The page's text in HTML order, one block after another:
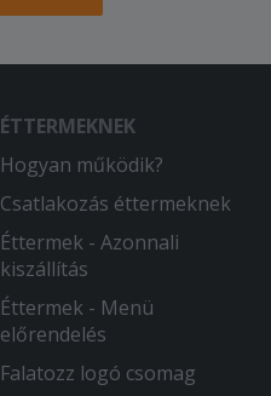
ÉTTERMEKNEK
Hogyan működik?
Csatlakozás éttermeknek
Éttermek - Azonnali
kiszállítás
Éttermek - Menü
előrendelés
Falatozz logó csomag